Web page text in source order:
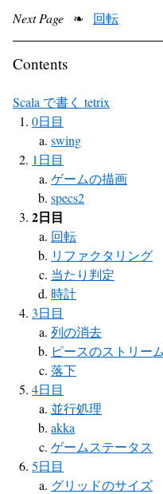
Next Page ❧ 回転
Contents
Scala で書く tetrix
0日目
swing
1日目
ゲームの描画
specs2
2日目
回転
リファクタリング
当たり判定
時計
3日目
列の消去
ピースのストリーム
落下
4日目
並行処理
akka
ゲームステータス
5日目
グリッドのサイズ